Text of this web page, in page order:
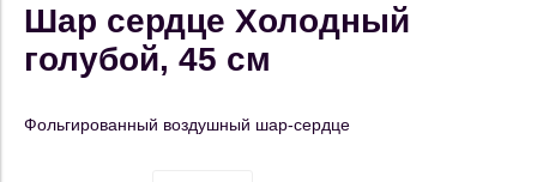
Шар сердце Холодный
голубой, 45 см
Фольгированный воздушный шар-сердце